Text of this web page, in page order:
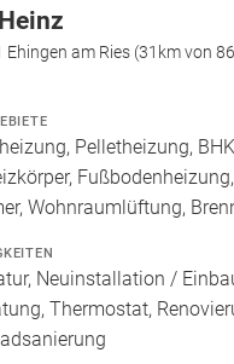
am Ries (31km von
Pelletheizung,
Wohnraumlüftung,
Neuinstallation /
Thermostat,